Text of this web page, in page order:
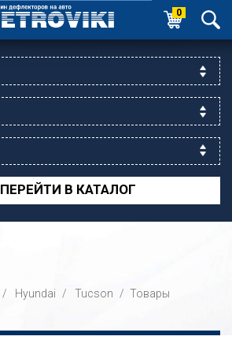
0
ПЕРЕЙТИ В КАТАЛОГ
Hyundai Tucson Товары